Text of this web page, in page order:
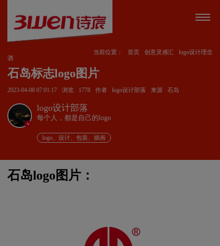
当前位置： 首页 创意灵感汇
logo设计理念
酒
石岛标志logo图片
2023-04-08 07:01:17 浏览 1778 作者 logo设计部落 来源 石岛
v
logo设计部落
每个人，都是自己的logo
logo、设计、包装、插画
石岛logo图片：